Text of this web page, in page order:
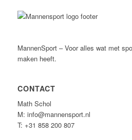
MannenSport – Voor alles wat met
maken heeft.
CONTACT
Math Schol
M: info@mannensport.nl
T: +31 858 200 807